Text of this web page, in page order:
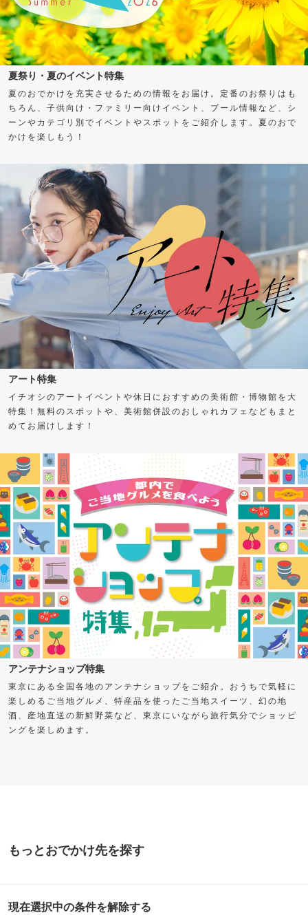
夏祭り・夏のイベント特集
夏のおでかけを充実させるための情報をお届け。定番のお祭りはも
ちろん、子供向け・ファミリー向けイベント、プール情報など、シ
ーンやカテゴリ別でイベントやスポットをご紹介します。夏のおで
かけを楽しもう！
アート特集
イチオシのアートイベントや休日におすすめの美術館・博物館を大
特集！無料のスポットや、美術館併設のおしゃれカフェなどもまと
めてお届けします！
アンテナショップ特集
東京にある全国各地のアンテナショップをご紹介。おうちで気軽に
楽しめるご当地グルメ、特産品を使ったご当地スイーツ、幻の地
酒、産地直送の新鮮野菜など、東京にいながら旅行気分でショッピ
ングを楽しめます。
もっとおでかけ先を探す
現在選択中の条件を解除する